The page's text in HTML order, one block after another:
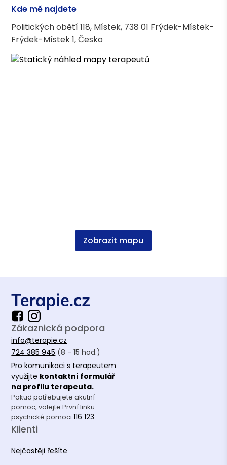
Pedagogika - sociální práce, PdF, UPOL
Kde mě najdete
Politických obětí 118, Místek, 738 01 Frýdek-Místek-
Frýdek-Místek 1, Česko
Zobrazit mapu
Zákaznická podpora
info@terapie.cz
724 385 945 (8 - 15 hod.)
Pro komunikaci s terapeutem
využijte kontaktní formulář
na profilu terapeuta.
Pokud potřebujete akutní
pomoc, volejte První linku
psychické pomoci116 123.
Klienti
Nejčastěji řešíte